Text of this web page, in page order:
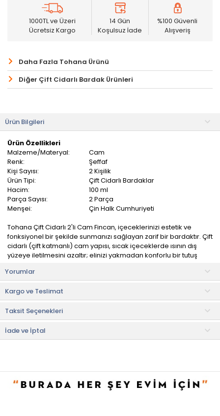
1000TL ve Üzeri
Ücretsiz Kargo
14 Gün
Koşulsuz İade
%100 Güvenli
Alışveriş
Daha Fazla Tohana Ürünü
Diğer Çift Cidarlı Bardak Ürünleri
Ürün Bilgileri
Ürün Özellikleri
Malzeme/Materyal:
Cam
Renk:
Şeffaf
Kişi Sayısı:
2 Kişilik
Ürün Tipi:
Çift Cidarlı Bardaklar
Hacim:
100 ml
Parça Sayısı:
2 Parça
Menşei:
Çin Halk Cumhuriyeti
Tohana Çift Cidarlı 2'li Cam Fincan, içeceklerinizi estetik ve
fonksiyonel bir şekilde sunmanızı sağlayan zarif bir bardaktır. Çift
cidarlı (çift katmanlı) cam yapısı, sıcak içeceklerde ısının dış
yüzeye iletilmesini azaltır; elinizi yakmadan konforlu bir tutuş
Şeffaf ve minimalist tasarımı sayesinde içeceğinizin rengini ve
kıvamını net şekilde gösterir; kahve, çay, filtre kahve, latte veya
soğuk içecekler gibi her tür içim için uygundur. Dayanıklı cam
malzemesi, uzun ömürlü kullanım sunar ve temizliği de oldukça
pratiktir.
Ürün İçeriği
Yorumlar
Kargo ve Teslimat
Taksit Seçenekleri
İade ve İptal